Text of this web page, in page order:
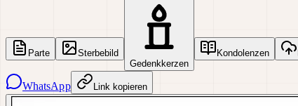
Parte
Sterbebild
Gedenkkerzen
Kondolenzen
WhatsApp Link kopieren